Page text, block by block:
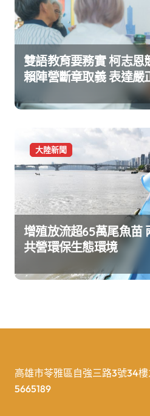
雙語教育要務實 柯志恩
賴陣營斷章取義 表達嚴
大陸新聞
增殖放流超65萬尾魚苗
共營環保生態環境
高雄市苓雅區自強三路3號34
5665189